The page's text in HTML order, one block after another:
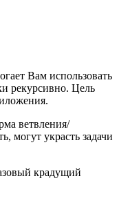
Вам использовать
рекурсивно. Цель
ветвления/
могут украсть задачи
крадущий